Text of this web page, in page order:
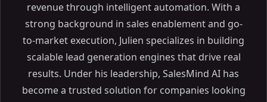
revenue through intelligent automation. With a
strong background in sales enablement and go-
to-market execution, Julien specializes in building
scalable lead generation engines that drive real
results. Under his leadership, SalesMind AI has
become a trusted solution for companies looking